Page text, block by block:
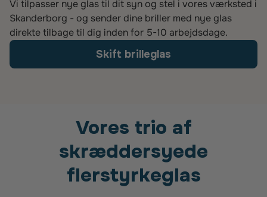
Vi tilpasser nye glas til dit syn og stel i vores værksted i
Skanderborg - og sender dine briller med nye glas
direkte tilbage til dig inden for 5-10 arbejdsdage.
Skift brilleglas
Vores trio af
skræddersyede
flerstyrkeglas